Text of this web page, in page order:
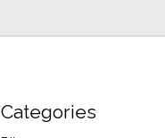
Categories